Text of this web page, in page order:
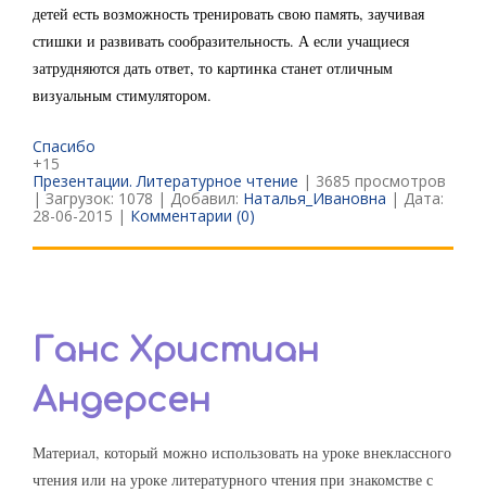
детей есть возможность тренировать свою память, заучивая
стишки и развивать сообразительность. А если учащиеся
затрудняются дать ответ, то картинка станет отличным
визуальным стимулятором.
Спасибо
+15
Презентации. Литературное чтение | 3685 просмотров
| Загрузок: 1078 | Добавил: Наталья_Ивановна | Дата:
28-06-2015 | Комментарии (0)
Ганс Христиан
Андерсен
Материал, который можно использовать на уроке внеклассного
чтения или на уроке литературного чтения при знакомстве с